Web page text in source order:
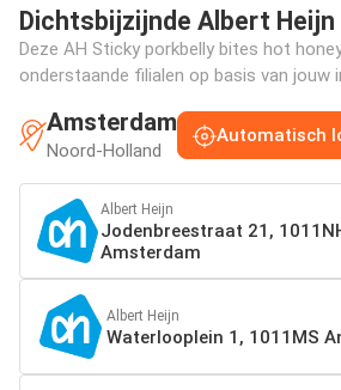
Dichtsbijzijnde Albert Heijn
Deze AH Sticky porkbelly bites hot
onderstaande filialen op basis van jouw
Amsterdam
Noord-Holland
Automatisch
Albert Heijn
Jodenbreestraat 21,
Amsterdam
Albert Heijn
Waterlooplein 1, 1011MS